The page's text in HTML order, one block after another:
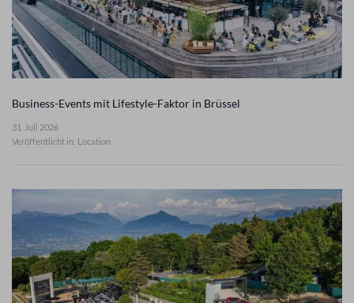
Business-Events mit Lifestyle-Faktor in Brüssel
31. Juli 2026
Veröffentlicht in: Location